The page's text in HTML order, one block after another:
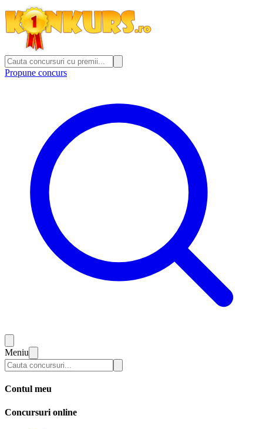
Propune concurs
Meniu
Contul meu
Concursuri online